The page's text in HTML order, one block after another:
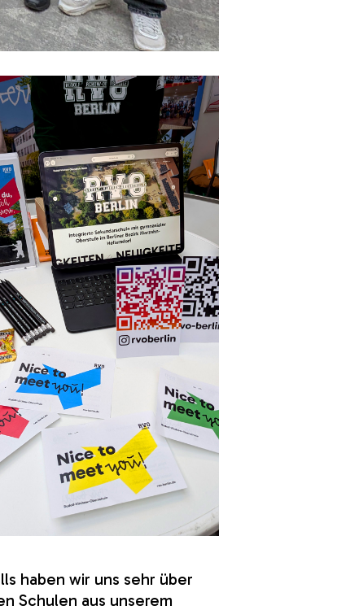
haben wir uns sehr über
Schulen aus unserem